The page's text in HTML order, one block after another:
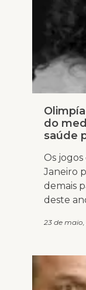
do
saúde
Os
Janeiro
demais
deste
23 de maio,